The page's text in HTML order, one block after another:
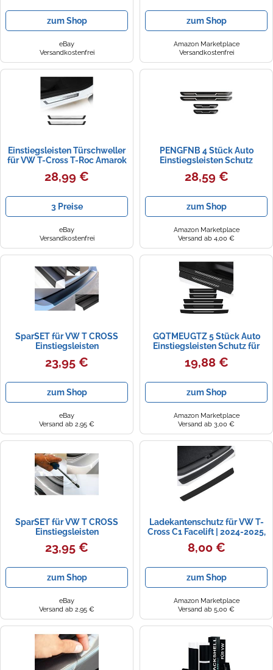
zum Shop
eBay
Versandkostenfrei
Einstiegsleisten inkl. Folierset
zum Shop
Amazon Marketplace
Versandkostenfrei
Einstiegsleisten Türschweller
für VW T-Cross T-Roc Amarok
Chrom Gebürstet 2x
28,99 €
3 Preise
eBay
Versandkostenfrei
PENGFNB 4 Stück Auto
Einstiegsleisten Schutz
Edelstahl für VW T-Cross C1 I
2019-2024 2025, Kratzfest
Abdeckung Schwellerleisten
Zubehör,C/Carbon Fiber
Texture
28,59 €
zum Shop
Amazon Marketplace
Versand ab 4,00 €
SparSET für VW T CROSS
Einstiegsleisten
Ladekantenschutz Schwarz
Matt
23,95 €
zum Shop
eBay
Versand ab 2,95 €
GQTMEUGTZ 5 Stück Auto
Einstiegsleisten Schutz für
VW Scirocco/Sharan/T-
Cross/T-ROC/Taro/Tiguan
Kohlefaser Auto
Türeinstiegsschutz
Aufkleber,Auto Türschweller
Schutz
19,88 €
zum Shop
Amazon Marketplace
Versand ab 3,00 €
SparSET für VW T CROSS
Einstiegsleisten
Ladekantenschutz
Transparent ExtraStark
23,95 €
zum Shop
eBay
Versand ab 2,95 €
Ladekantenschutz für VW T-
Cross C1 Facelift | 2024-2025,
Kohlefaser Stoßstangenschutz
inkl Anti Kratz Einstiegsleisten
Aufkleber
Heckstoßstangenschutz,Black
8,00 €
zum Shop
Amazon Marketplace
Versand ab 5,00 €